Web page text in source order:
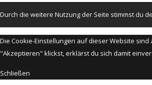
Durch die weitere Nutzung der Seite stimmst du
Die Cookie-Einstellungen auf dieser Website
"Akzeptieren" klickst, erklärst du sich damit
Schließen